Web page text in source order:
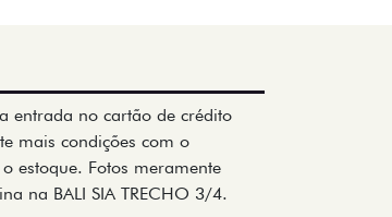
entrada no cartão de crédito
mais condições com o
estoque. Fotos meramente
na BALI SIA TRECHO 3/4.